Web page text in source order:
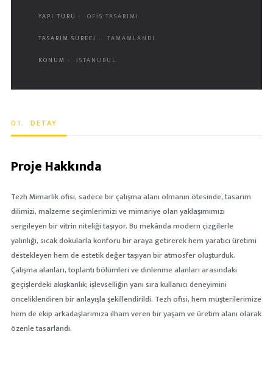
YAPI TÜRÜ : OFIS TASARIMI
TASARIM SÜRECI : TAMAMLANDI
KONUM : İSTANUBUL
01. DETAY
Proje Hakkında
Tezh Mimarlık ofisi, sadece bir çalışma alanı olmanın ötesinde, tasarım
dilimizi, malzeme seçimlerimizi ve mimariye olan yaklaşımımızı
sergileyen bir vitrin niteliği taşıyor. Bu mekânda modern çizgilerle
yalınlığı, sıcak dokularla konforu bir araya getirerek hem yaratıcı üretimi
destekleyen hem de estetik değer taşıyan bir atmosfer oluşturduk.
Çalışma alanları, toplantı bölümleri ve dinlenme alanları arasındaki
geçişlerdeki akışkanlık; işlevselliğin yanı sıra kullanıcı deneyimini
önceliklendiren bir anlayışla şekillendirildi. Tezh ofisi, hem müşterilerimize
hem de ekip arkadaşlarımıza ilham veren bir yaşam ve üretim alanı olarak
özenle tasarlandı.